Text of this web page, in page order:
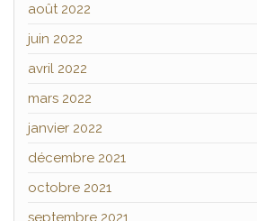
août 2022
juin 2022
avril 2022
mars 2022
janvier 2022
décembre 2021
octobre 2021
septembre 2021